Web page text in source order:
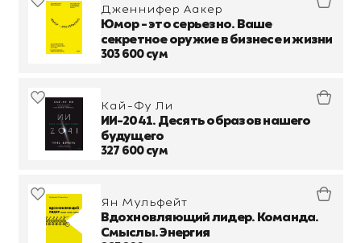
Дженнифер Аакер
Юмор - это серьезно. Ваше
секретное оружие в бизнесе и жизни
303 600 сум
Кай-Фу Ли
ИИ-2041. Десять образов нашего
будущего
327 600 сум
Ян Мульфейт
Вдохновляющий лидер. Команда.
Смыслы. Энергия